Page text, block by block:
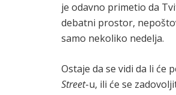
je odavno primetio da
debatni prostor,
samo nekoliko nedelja.
Ostaje da se vidi da li
Street-u, ili će se